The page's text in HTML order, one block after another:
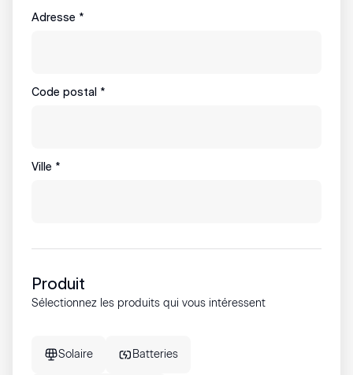
Adresse *
Code postal *
Ville *
Produit
Sélectionnez les produits qui vous intéressent
Solaire Batteries